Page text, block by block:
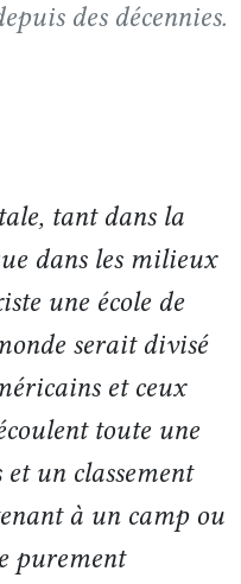
des décennies.
tant dans la
dans les milieux
une école de
serait divisé
et ceux
toute une
un classement
à un camp ou
purement